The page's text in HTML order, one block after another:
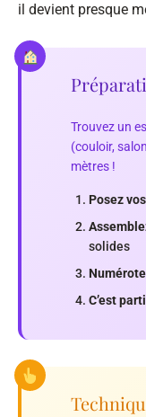
il devient presque
Trouvez un
(couloir,
mètres !
Posez
solides
C’est